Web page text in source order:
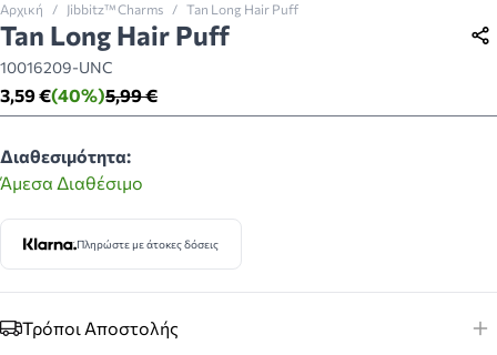
Αρχική / Jibbitz™ Charms / Tan Long Hair Puff
Tan Long Hair Puff
10016209-UNC
5,99 €
(40%)
3,59 €
Διαθεσιμότητα:
Άμεσα Διαθέσιμο
Πληρώστε με άτοκες δόσεις
Τρόποι Αποστολής